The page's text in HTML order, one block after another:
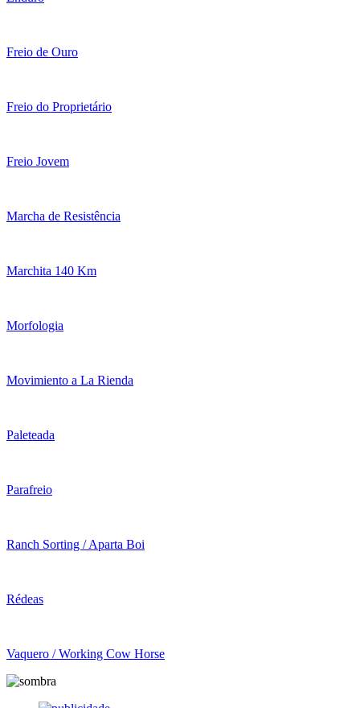
Freio de Ouro
Freio do Proprietário
Freio Jovem
Marcha de Resistência
Marchita 140 Km
Morfologia
Movimiento a La Rienda
Paleteada
Parafreio
Ranch Sorting / Aparta Boi
Rédeas
Vaquero / Working Cow Horse